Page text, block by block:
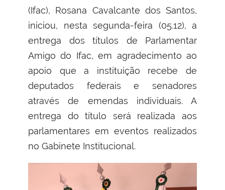
(Ifac), Rosana Cavalcante dos Santos,
iniciou, nesta segunda-feira (05.12), a
entrega dos títulos de Parlamentar
Amigo do Ifac, em agradecimento ao
apoio que a instituição recebe de
deputados federais e senadores
através de emendas individuais. A
entrega do título será realizada aos
parlamentares em eventos realizados
no Gabinete Institucional.